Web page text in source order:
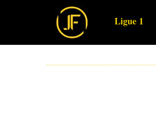
Ligue 1